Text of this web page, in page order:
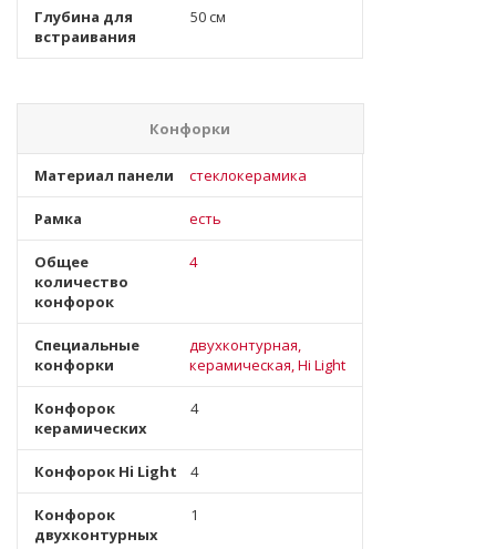
Глубина для
встраивания
50 см
Конфорки
Материал панели стеклокерамика
Рамка есть
Общее
количество
конфорок
4
Специальные
конфорки
двухконтурная,
керамическая, Hi Light
Конфорок
керамических
4
Конфорок Hi Light 4
Конфорок
двухконтурных
1